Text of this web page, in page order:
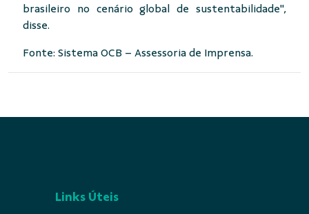
brasileiro no cenário global de sustentabilidade",
disse.
Fonte: Sistema OCB – Assessoria de Imprensa.
Links Úteis